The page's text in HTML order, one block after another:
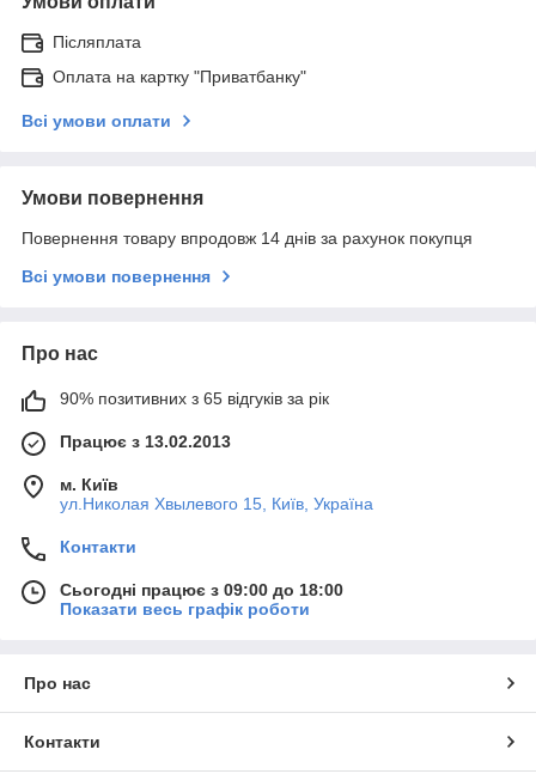
Післяплата
Оплата на картку "Приватбанку"
Всі умови оплати
Умови повернення
Повернення товару впродовж 14 днів за рахунок покупця
Всі умови повернення
Про нас
90% позитивних з 65 відгуків за рік
Працює з 13.02.2013
м. Київ
ул.Николая Хвылевого 15, Київ, Україна
Контакти
Сьогодні працює з 09:00 до 18:00
Показати весь графік роботи
Про нас
Контакти